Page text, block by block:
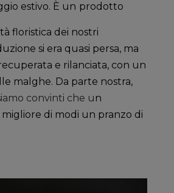
estivo. È un prodotto
floristica dei nostri
si era quasi persa, ma
e rilanciata, con un
malghe. Da parte nostra,
iamo convinti che u n
di modi un pranzo di